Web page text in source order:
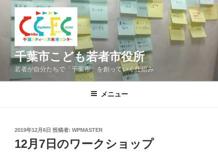
千葉市こども若者市役所
若者が自分たちで「千葉市」を創っていく仕組み
メニュー
投
稿
日:
2019年12月6日 投稿者: WPMASTER
12月7日のワークショップ